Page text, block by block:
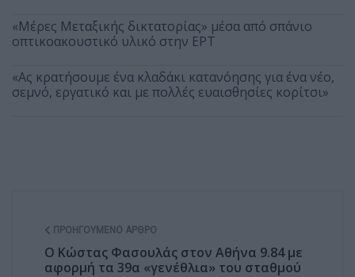
«Μέρες Μεταξικής δικτατορίας» μέσα από σπάνιο
οπτικοακουστικό υλικό στην ΕΡΤ
«Ας κρατήσουμε ένα κλαδάκι κατανόησης για ένα νέο,
σεμνό, εργατικό και με πολλές ευαισθησίες κορίτσι»
ΠΡΟΗΓΟΎΜΕΝΟ ΆΡΘΡΟ
Ο Κώστας Φασουλάς στον Αθήνα 9.84 με
αφορμή τα 39α «γενέθλια» του σταθμού